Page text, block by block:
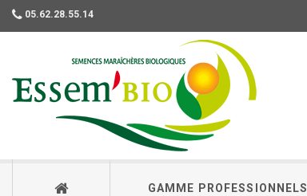
05.62.28.55.14
GAMME PROFESSIONNELS